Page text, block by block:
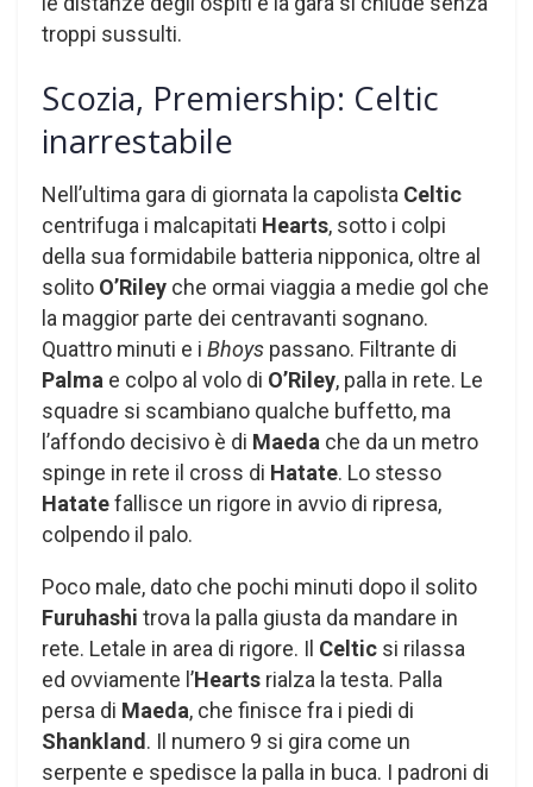
troppi sussulti.
Scozia, Premiership: Celtic
inarrestabile
Nell’ultima gara di giornata la capolista Celtic
centrifuga i malcapitati Hearts, sotto i colpi
della sua formidabile batteria nipponica, oltre al
solito O’Riley che ormai viaggia a medie gol che
la maggior parte dei centravanti sognano.
Quattro minuti e i Bhoys passano. Filtrante di
Palma e colpo al volo di O’Riley, palla in rete. Le
squadre si scambiano qualche buffetto, ma
l’affondo decisivo è di Maeda che da un metro
spinge in rete il cross di Hatate. Lo stesso
Hatatefallisce un rigore in avvio di ripresa,
colpendo il palo.
Poco male, dato che pochi minuti dopo il solito
Furuhashi trova la palla giusta da mandare in
rete. Letale in area di rigore. Il Celtic si rilassa
ed ovviamente l’Hearts rialza la testa. Palla
persa di Maeda, che finisce fra i piedi di
Shankland. Il numero 9 si gira come un
serpente e spedisce la palla in buca. I padroni di